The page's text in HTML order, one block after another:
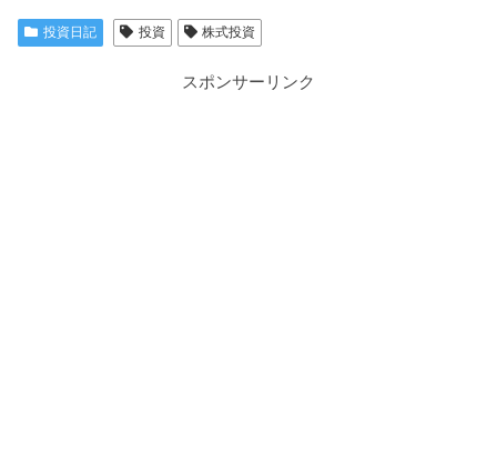
投資日記 投資 株式投資
スポンサーリンク